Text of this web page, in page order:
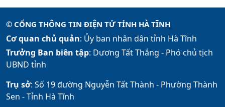
© CỔNG THÔNG TIN ĐIỆN TỬ TỈNH HÀ TĨNH
Cơ quan chủ quản: Ủy ban nhân dân tỉnh Hà Tĩnh
Trưởng Ban biên tập: Dương Tất Thắng - Phó chủ tịch
UBND tỉnh
Trụ sở: Số 19 đường Nguyễn Tất Thành - Phường Thành
Sen - Tỉnh Hà Tĩnh